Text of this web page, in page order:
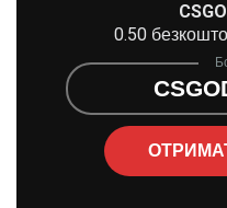
0.50